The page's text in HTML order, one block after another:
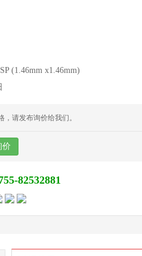
(1.46mm x1.46mm)
请发布询价给我们。
价
82532881